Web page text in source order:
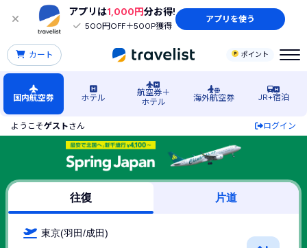
アプリは1,000円分お得!
500円OFF＋500P獲得
アプリを使う
ポイント
カート
国内航空券 ホテル
航空券＋
ホテル
海外航空券 JR+宿泊
ようこそゲストさん ログイン
東京発→函館空港行きSpring Japan（スプリングジャパン
往復 片道
東京(羽田/成田)